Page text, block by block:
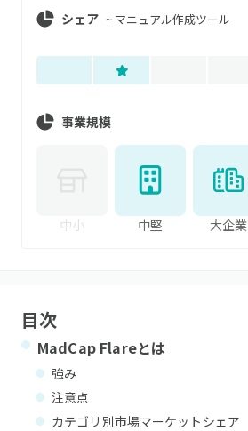
シェア ~ マニュアル作成ツール
事業規模
中小 中堅 大企業
目次
MadCap Flareとは
強み
注意点
カテゴリ別市場マーケットシェア